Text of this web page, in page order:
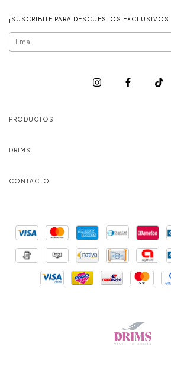
¡SUSCRIBITE PARA DESCUESTOS EXCLUSIVOS!
PRODUCTOS
DRIMS
CONTACTO